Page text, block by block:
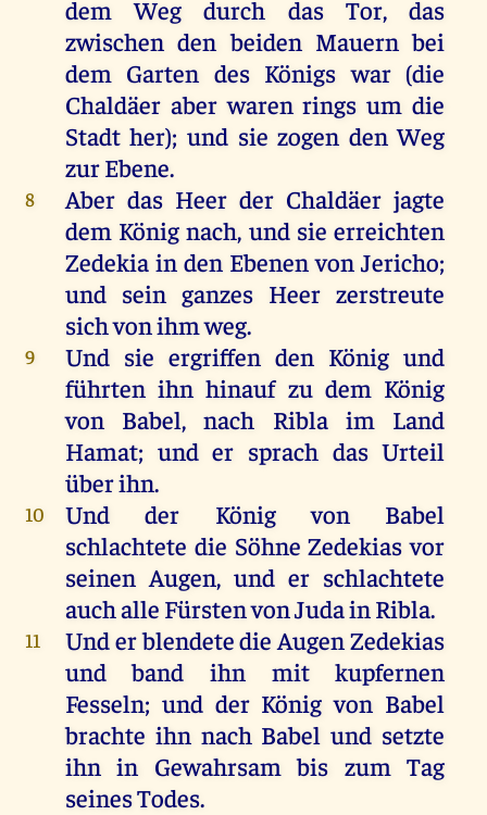
dem
Weg durch das Tor,das
zwischen den beiden Mauern bei
dem Garten des Königs war(die
Chaldäer aber waren rings um die
Stadt her); und sie zogen den Weg
zurEbene.
8 Aber das Heer der Chaldäer jagte
dem König nach, und sie erreichten
Zedekia in den Ebenen von Jericho;
und sein ganzes Heer zerstreute
sichvonihmweg.
9 Und sie ergriffen den König und
führten ihn hinauf zu dem König
von Babel,nach Ribla im
Land
Hamat; und er sprach das Urteil
überihn.
10 Und der König von
Babel
schlachtete die Söhne Zedekias vor
seinen Augen, und er schlachtete
auchalle FürstenvonJudainRibla.
11 Underblendetedie AugenZedekias
und
band ihn mitkupfernen
Fesseln; und der König von Babel
brachte ihn nach Babel und setzte
ihn in Gewahrsambis zum Tag
seinesTodes.